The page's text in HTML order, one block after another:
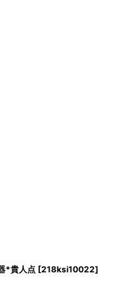
貴人点 [218ksi10022]